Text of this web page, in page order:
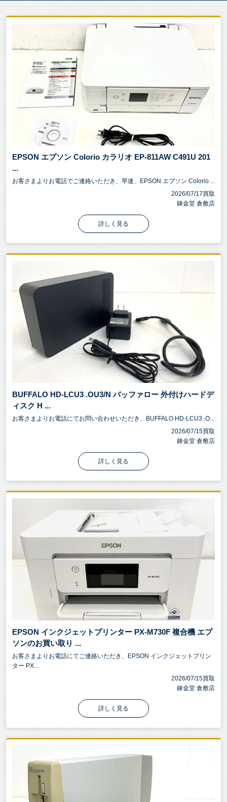
EPSON エプソン Colorio カラリオ EP-811AW C491U 201
...
お客さまよりお電話でご連絡いただき、早速、EPSON エプソン Colorio ...
2026/07/17買取
錬金堂 倉敷店
詳しく見る
BUFFALO HD-LCU3 .OU3/N バッファロー 外付けハードデ
ィスク H ...
お客さまよりお電話にてお問い合わせいただき、BUFFALO HD-LCU3 .O...
2026/07/15買取
錬金堂 倉敷店
詳しく見る
EPSON インクジェットプリンター PX-M730F 複合機 エプ
ソンのお買い取り ...
お客さまよりお電話にてご連絡いただき、EPSON インクジェットプリン
ター PX...
2026/07/15買取
錬金堂 倉敷店
詳しく見る